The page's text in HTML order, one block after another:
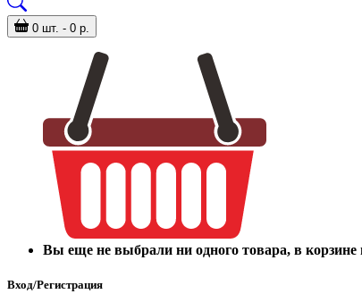
0 шт. - 0 р.
Вы еще не выбрали ни одного товара, в корзине
Вход/Регистрация